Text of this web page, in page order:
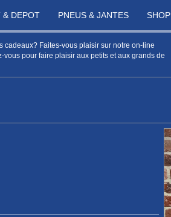
& DEPOT PNEUS & JANTES SHOP
cadeaux? Faites-vous plaisir sur notre on-line
vous pour faire plaisir aux petits et aux grands de